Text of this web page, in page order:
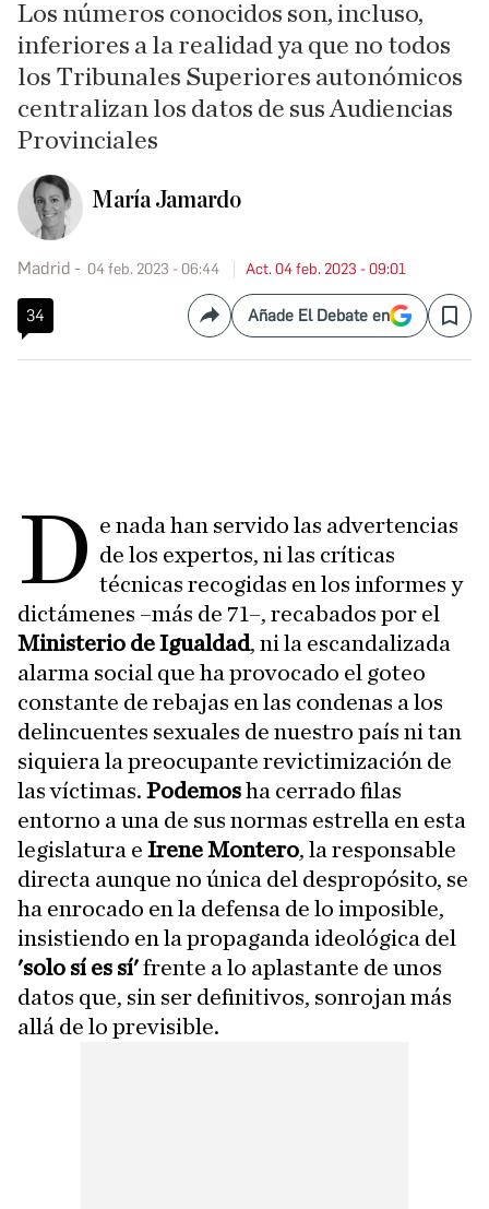
Los números conocidos son, incluso,
inferiores a la realidad ya que no todos
los Tribunales Superiores autonómicos
centralizan los datos de sus Audiencias
Provinciales
María Jamardo
Madrid 04 feb. 2023 - 06:44 Act. 04 feb. 2023 - 09:01
34 CompartirAñade El Debate en Save
D e nada han servido las advertencias
de los expertos, ni las críticas
técnicas recogidas en los informes y
dictámenes –más de 71–, recabados por el
Ministerio de Igualdad, ni la escandalizada
alarma social que ha provocado el goteo
constante de rebajas en las condenas a los
delincuentes sexuales de nuestro país ni tan
siquiera la preocupante revictimización de
las víctimas. Podemosha cerrado filas
entorno a una de sus normas estrella en esta
legislatura e Irene Montero, la responsable
directa aunque no única del despropósito, se
ha enrocado en la defensa de lo imposible,
insistiendo en la propaganda ideológica del
'solo sí es sí'frente a lo aplastante de unos
datos que, sin ser definitivos, sonrojan más
allá de lo previsible.